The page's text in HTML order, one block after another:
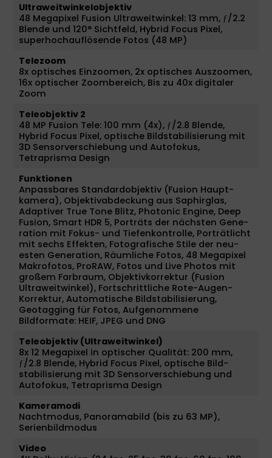
Ultraweitwinkelobjektiv
48 Megapixel Fusion Ultra­weit­winkel: 13 mm, ƒ/2.2
Blende und 120° Sichtfeld, Hybrid Focus Pixel,
superhoch­auflösende Fotos (48 MP)
Telezoom
8x optisches Einzoomen, 2x optisches Auszoomen,
16x optischer Zoom­bereich, Bis zu 40x digitaler
Zoom
Teleobjektiv 2
48 MP Fusion Tele: 100 mm (4x), ƒ/2.8 Blende,
Hybrid Focus Pixel, optische Bild­stabilisierung mit
3D Sensor­verschiebung und Auto­fokus,
Tetraprisma Design
Funktionen
Anpass­bares Standard­objektiv (Fusion Haupt­
kamera), Objektivabdeckung aus Saphirglas,
Adaptiver True Tone Blitz, Photonic Engine, Deep
Fusion, Smart HDR 5, Porträts der nächsten Gene­
ra­tion mit Fokus- und Tiefenkontrolle, Porträt­licht
mit sechs Effekten, Fotografische Stile der neu­
esten Gene­ra­tion, Räumliche Fotos, 48 Megapixel
Makrofotos, ProRAW, Fotos und Live Photos mit
großem Farb­raum, Objektivkorrektur (Fusion
Ultra­weit­winkel), Fort­schrittliche Rote-Augen-
Korrektur, Auto­matische Bild­stabi­li­sierung,
Geotagging für Fotos, Aufgenommene
Bildformate: HEIF, JPEG und DNG
Teleobjektiv (Ultraweitwinkel)
8x 12 Megapixel in optischer Qualität: 200 mm,
ƒ/2.8 Blende, Hybrid Focus Pixel, optische Bild­
stabilisierung mit 3D Sensor­verschiebung und
Auto­fokus, Tetraprisma Design
Kameramodi
Nacht­modus, Panoramabild (bis zu 63 MP),
Serienbildmodus
Video